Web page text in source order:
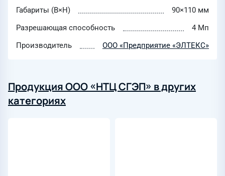
Габариты (B×H)
90×110 мм
Разрешающая способность
4 Мп
Производитель
ООО «Предприятие «ЭЛТЕКС»
Продукция ООО «НТЦ СГЭП» в других
категориях